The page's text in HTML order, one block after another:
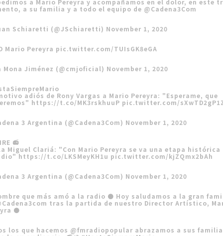
a su familia y a todo el equipo de @Cadena3Com
Schiaretti (@JSchiaretti) November 1, 2020
Mario Pereyra pic.twitter.com/TUIsGK8eGA
Mona Jiménez (@cmjoficial) November 1, 2020
adiós de Rony Vargas a Mario Pereyra: "Esperame, que
https://t.co/MK3rskhuuP pic.twitter.com/
3 Argentina (@Cadena3Com) November 1, 2020
📻
Miguel Clariá: "Con Mario Pereyra se va una etapa histórica
https://t.co/LKSMeyKH1u pic.twitter.com/kjZQmx2bAh
3 Argentina (@Cadena3Com) November 1, 2020
que más amó a la radio ⚫️ Hoy saludamos a la gran
tras la partida de nuestro Director Artístico,
⚫️
los que hacemos @fmradiopopular abrazamos a sus